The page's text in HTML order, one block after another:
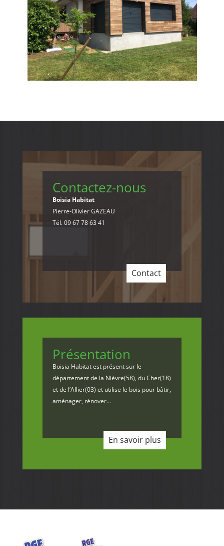
Contactez-nous
Boisia Habitat
Pierre-Olivier GAZEAU
Tél. 09 67 78 63 41
Contact
Présentation
Boisia Habitat est présent sur le
département de la Nièvre(58), du Cher(18)
et de l’Allier(03) et utilise le bois pour bâtir,
aménager, rénover…
En savoir plus